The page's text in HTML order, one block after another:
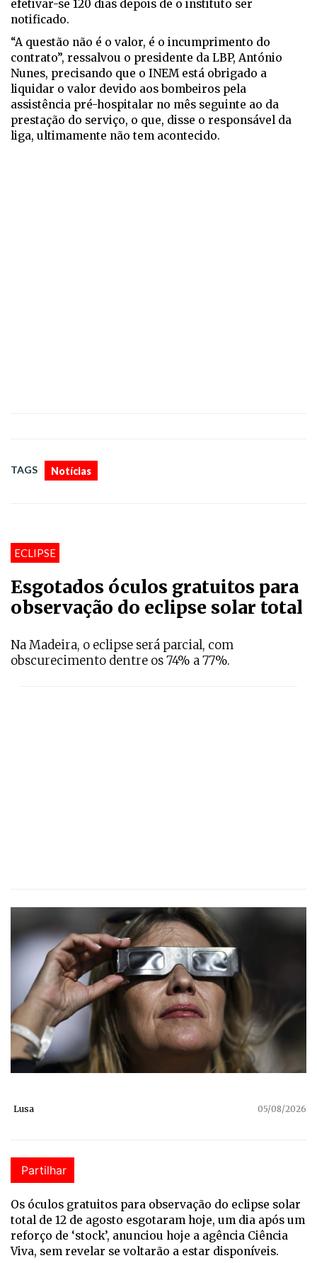
efetivar-se 120 dias depois de o instituto ser
notificado.
“A questão não é o valor, é o incumprimento do
contrato”, ressalvou o presidente da LBP, António
Nunes, precisando que o INEM está obrigado a
liquidar o valor devido aos bombeiros pela
assistência pré-hospitalar no mês seguinte ao da
prestação do serviço, o que, disse o responsável da
liga, ultimamente não tem acontecido.
TAGS Notícias
ECLIPSE
Esgotados óculos gratuitos para
observação do eclipse solar total
Na Madeira, o eclipse será parcial, com
obscurecimento dentre os 74% a 77%.
Lusa 05/08/2026
Partilhar
Os óculos gratuitos para observação do eclipse solar
total de 12 de agosto esgotaram hoje, um dia após um
reforço de ‘stock’, anunciou hoje a agência Ciência
Viva, sem revelar se voltarão a estar disponíveis.